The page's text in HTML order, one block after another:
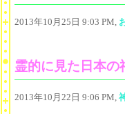
2013年10月25日 9:03 PM,
霊的に見た日本
2013年10月22日 9:06 PM,